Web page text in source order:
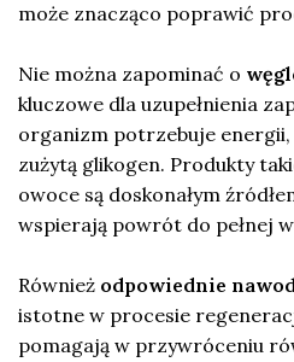
może znacząco poprawić
Nie można zapominać o
kluczowe dla uzupełnienia
organizm potrzebuje
zużytą glikogen. Produkty
owoce są doskonałym
wspierają powrót do pełnej
Również odpowiednie
istotne w procesie
pomagają w przywróceniu